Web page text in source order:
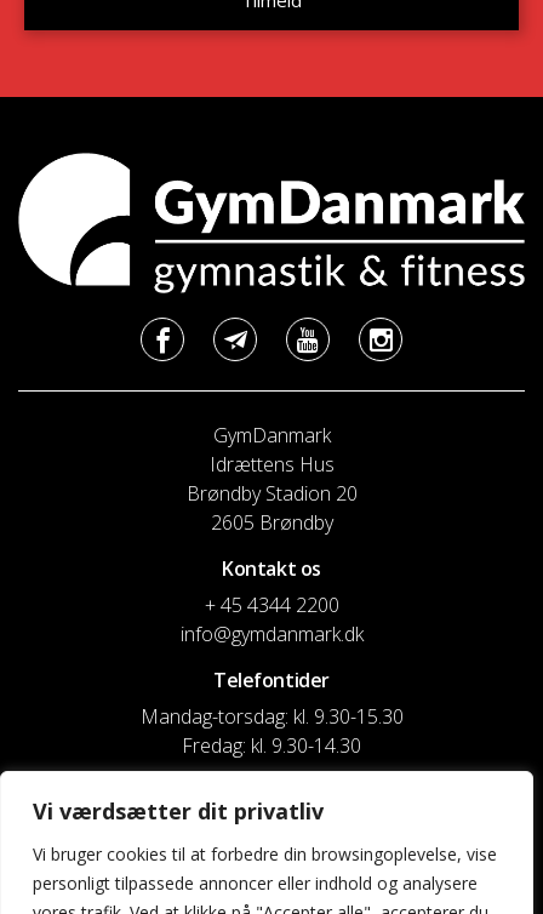
Vi værdsætter dit privatliv
Vi bruger cookies til at forbedre din browsingoplevelse, vise
personligt tilpassede annoncer eller indhold og analysere
GymDanmark
Idrættens Hus
Brøndby Stadion 20
2605 Brøndby
Kontakt os
+ 45 4344 2200
info@gymdanmark.dk
Telefontider
Mandag-torsdag: kl. 9.30-15.30
Fredag: kl. 9.30-14.30
CVR nr. 20916818
Reg. & Kontonr.: 4180 3119119022
Privatlivspolitik og cookies